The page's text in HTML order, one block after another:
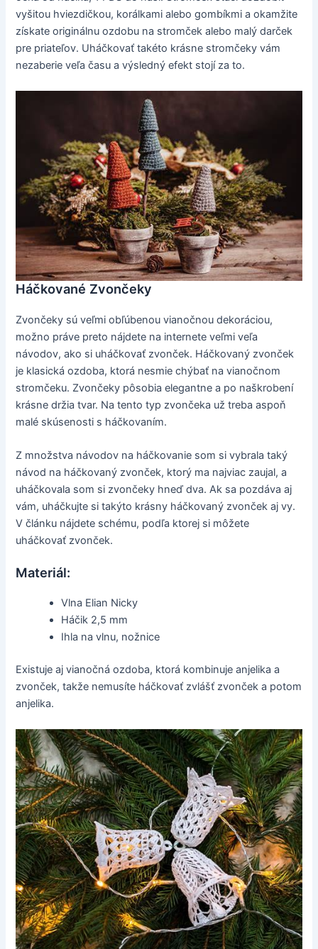
vyšitou hviezdičkou, korálkami alebo gombíkmi a okamžite
získate originálnu ozdobu na stromček alebo malý darček
pre priateľov. Uháčkovať takéto krásne stromčeky vám
nezaberie veľa času a výsledný efekt stojí za to.
Háčkované Zvončeky
Zvončeky sú veľmi obľúbenou vianočnou dekoráciou,
možno práve preto nájdete na internete veľmi veľa
návodov, ako si uháčkovať zvonček. Háčkovaný zvonček
je klasická ozdoba, ktorá nesmie chýbať na vianočnom
stromčeku. Zvončeky pôsobia elegantne a po naškrobení
krásne držia tvar. Na tento typ zvončeka už treba aspoň
malé skúsenosti s háčkovaním.
Z množstva návodov na háčkovanie som si vybrala taký
návod na háčkovaný zvonček, ktorý ma najviac zaujal, a
uháčkovala som si zvončeky hneď dva. Ak sa pozdáva aj
vám, uháčkujte si takýto krásny háčkovaný zvonček aj vy.
V článku nájdete schému, podľa ktorej si môžete
uháčkovať zvonček.
Materiál:
Vlna Elian Nicky
Háčik 2,5 mm
Ihla na vlnu, nožnice
Existuje aj vianočná ozdoba, ktorá kombinuje anjelika a
zvonček, takže nemusíte háčkovať zvlášť zvonček a potom
anjelika.